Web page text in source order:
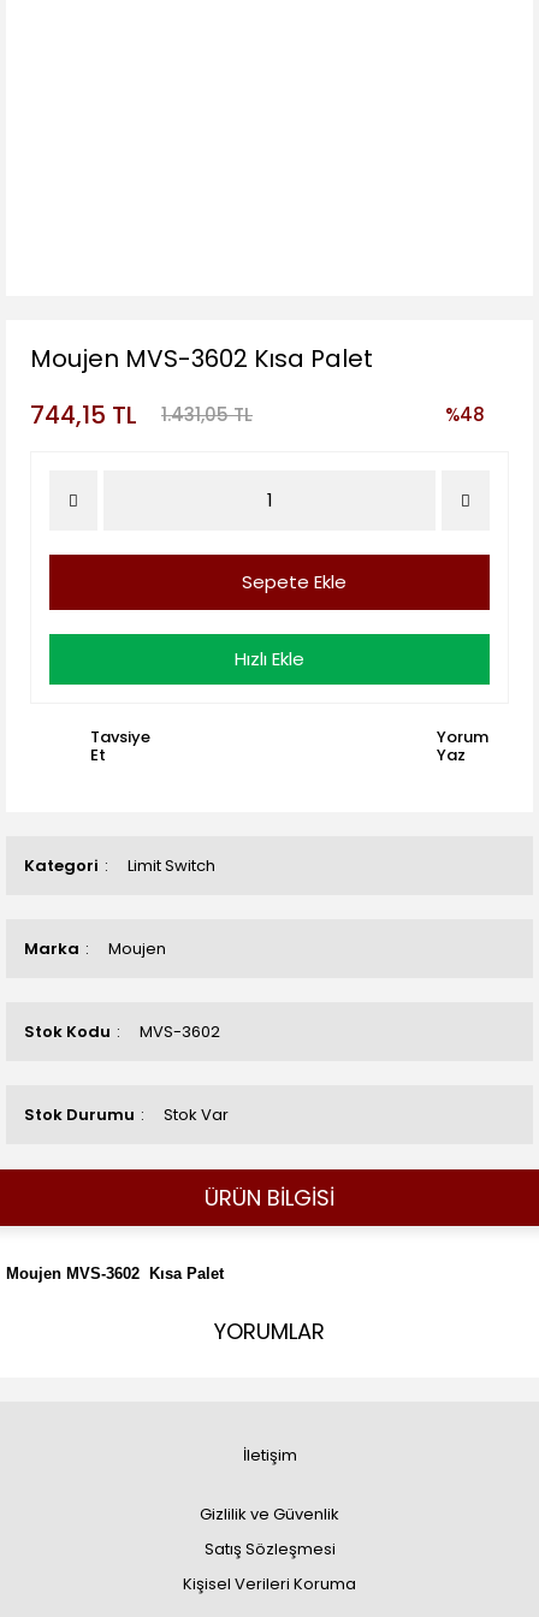
Kategori Limit Switch
Marka Moujen
Stok Kodu MVS-3602
Stok Durumu Stok Var
Moujen MVS-3602 Kısa Palet
744,15 TL
1.431,05 TL %48
Sepete Ekle
Hızlı Ekle
Tavsiye
Et
Yorum
Yaz
ÜRÜN BİLGİSİ
Moujen MVS-3602 Kısa Palet
YORUMLAR
İletişim
Gizlilik ve Güvenlik
Satış Sözleşmesi
Kişisel Verileri Koruma